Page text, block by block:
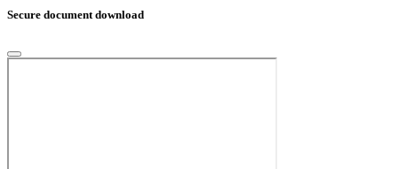
Secure document download